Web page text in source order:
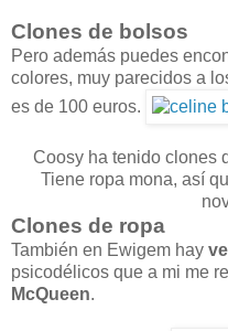
Clones de bolsos
Pero además puedes
colores, muy parecidos a
es de 100 euros.
Coosy ha tenido clones
Tiene ropa mona, así
Clones de ropa
También en Ewigem hay
psicodélicos que a mi me
McQueen.